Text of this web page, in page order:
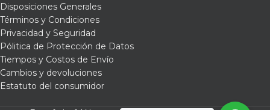
Disposiciones Generales
Términos y Condiciones
Privacidad y Seguridad
Pólitica de Protección de Datos
Tiempos y Costos de Envío
Cambios y devoluciones
Estatuto del consumidor